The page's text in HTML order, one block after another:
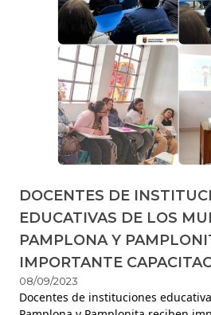
DOCENTES DE
EDUCATIVAS DE LOS
PAMPLONA Y
IMPORTANTE
08/09/2023
​Docentes de instituciones